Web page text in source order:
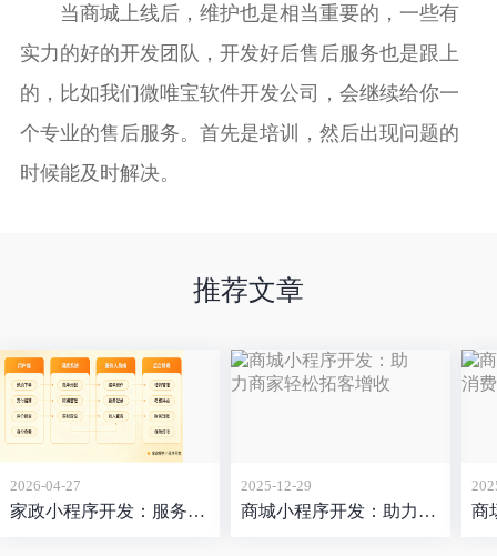
当商城上线后，维护也是相当重要的，一些有
实力的好的开发团队，开发好后售后服务也是跟上
的，比如我们微唯宝软件开发公司，会继续给你一
个专业的售后服务。首先是培训，然后出现问题的
时候能及时解决。
推荐文章
2026-04-27
家政小程序开发：服务非标、用户挑剔，这个赛道的难点比想象中更立体
2025-12-29
商城小程序开发：助力商家轻松拓客增收